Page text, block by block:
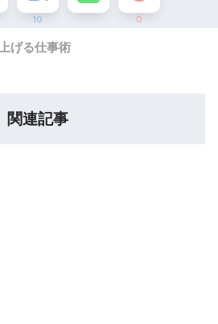
10 0
げる仕事術
関連記事